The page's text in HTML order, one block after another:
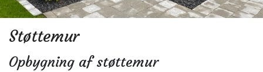
Støttemur
Opbygning af støttemur